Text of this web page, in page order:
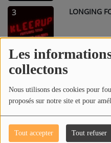
Les
collectons
Nous utilisons des cookies pour
proposés sur notre site et pour
Tout accepter Tout refuser
3 LONGING
5 SJÄLEN AV